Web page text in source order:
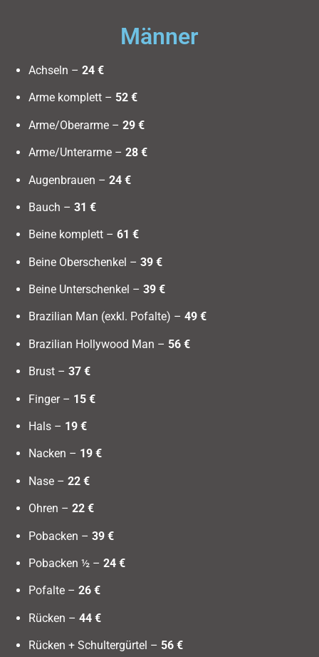
Männer
Achseln – 24 €
Arme komplett – 52 €
Arme/Oberarme – 29 €
Arme/Unterarme – 28 €
Augenbrauen – 24 €
Bauch – 31 €
Beine komplett – 61 €
Beine Oberschenkel – 39 €
Beine Unterschenkel – 39 €
Brazilian Man (exkl. Pofalte) – 49 €
Brazilian Hollywood Man – 56 €
Brust – 37 €
Finger – 15 €
Hals – 19 €
Nacken – 19 €
Nase – 22 €
Ohren – 22 €
Pobacken – 39 €
Pobacken ½ – 24 €
Pofalte – 26 €
Rücken – 44 €
Rücken + Schultergürtel – 56 €